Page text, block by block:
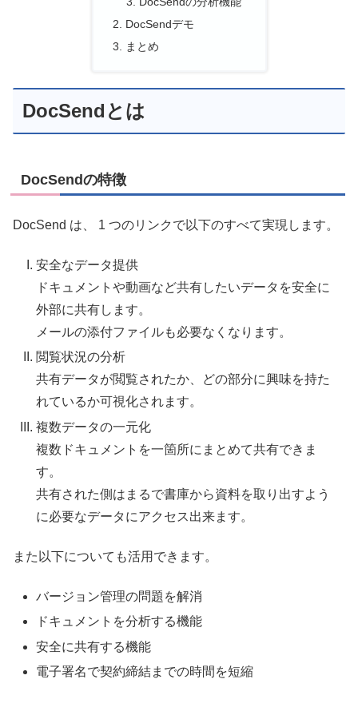
DocSendデモ
まとめ
DocSendとは
DocSendの特徴
DocSend は、 1 つのリンクで以下のすべて実現します。
安全なデータ提供
ドキュメントや動画など共有したいデータを安全に
外部に共有します。
メールの添付ファイルも必要なくなります。
閲覧状況の分析
共有データが閲覧されたか、どの部分に興味を持た
れているか可視化されます。
複数データの一元化
複数ドキュメントを一箇所にまとめて共有できま
す。
共有された側はまるで書庫から資料を取り出すよう
に必要なデータにアクセス出来ます。
また以下についても活用できます。
バージョン管理の問題を解消
ドキュメントを分析する機能
安全に共有する機能
電子署名で契約締結までの時間を短縮